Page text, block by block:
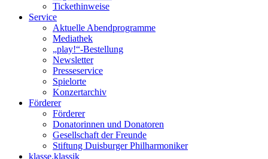
Ticket­hinweise
Service
Aktuelle Abendprogramme
Mediathek
„play!“-Bestellung
Newsletter
Presseservice
Spielorte
Konzertarchiv
Förderer
Förderer
Donatorinnen und Donatoren
Gesellschaft der Freunde
Stiftung Duisburger Philharmoniker
klasse.klassik